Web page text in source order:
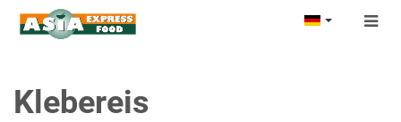
Klebereis